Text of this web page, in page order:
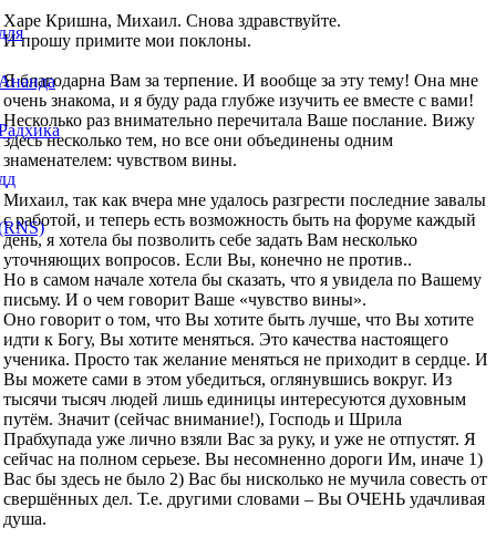
Харе Кришна, Михаил. Снова здравствуйте.
И прошу примите мои поклоны.
Я благодарна Вам за терпение. И вообще за эту тему! Она мне
очень знакома, и я буду рада глубже изучить ее вместе с вами!
Несколько раз внимательно перечитала Ваше послание. Вижу
здесь несколько тем, но все они объединены одним
знаменателем: чувством вины.
Михаил, так как вчера мне удалось разгрести последние завалы
с работой, и теперь есть возможность быть на форуме каждый
день, я хотела бы позволить себе задать Вам несколько
уточняющих вопросов. Если Вы, конечно не против..
Но в самом начале хотела бы сказать, что я увидела по Вашему
письму. И о чем говорит Ваше «чувство вины».
Оно говорит о том, что Вы хотите быть лучше, что Вы хотите
идти к Богу, Вы хотите меняться. Это качества настоящего
ученика. Просто так желание меняться не приходит в сердце. И
Вы можете сами в этом убедиться, оглянувшись вокруг. Из
тысячи тысяч людей лишь единицы интересуются духовным
путём. Значит (сейчас внимание!), Господь и Шрила
Прабхупада уже лично взяли Вас за руку, и уже не отпустят. Я
сейчас на полном серьезе. Вы несомненно дороги Им, иначе 1)
Вас бы здесь не было 2) Вас бы нисколько не мучила совесть от
свершённых дел. Т.е. другими словами – Вы ОЧЕНЬ удачливая
душа.